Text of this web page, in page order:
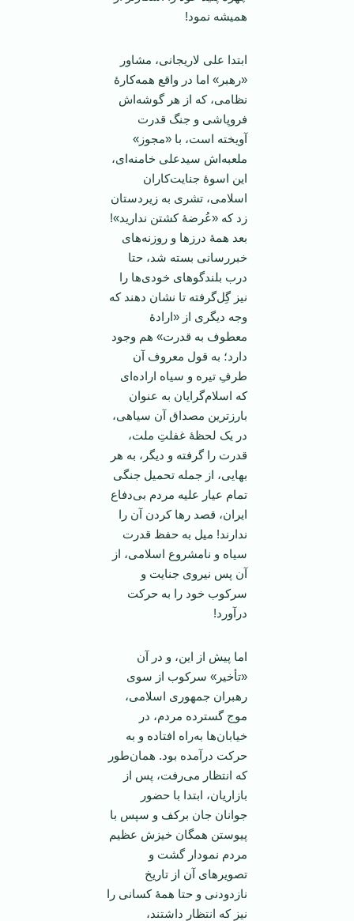
همیشه نمود!
ابتدا علی لاریجانی، مشاور
«رهبر» اما در واقع همه‌کارۀ
نظامی، که از هر گوشه‌اش
فروپاشی و جنگ قدرت
آویخته است، با «مجوز»
ملعبه‌اش سیدعلی خامنه‌ای،
این اسوۀ جنایت‌کاران
اسلامی، تشری به زیردستان
زد که «عُرضۀ کشتن ندارید»!
بعد همۀ درزها و روزنه‌های
خبررسانی بسته شد، حتا
درب بلندگوهای خودی‌ها را
نیز گِل‌گرفته تا نشان دهند که
وجه دیگری از «ارادۀ
معطوف به قدرت» هم وجود
دارد؛ به قول معروف آن
طرفِ تیره و سیاه اراده‌ای
که اسلام‌گرایان به عنوان
بارزترین مصداق آن سیاهی،
در یک لحظۀ غفلتِ ملت،
قدرت را گرفته و دیگر، به هر
بهایی، از جمله تحمیل جنگی
تمام عیار علیه مردم بی‌دفاع
ایران، قصد رها کردن آن را
ندارند! میل به حفظ قدرت
سیاه و نامشروع اسلامی، از
آن پس نیروی جنایت و
سرکوب خود را به حرکت
درآورد!
اما پیش از این، و در آن
«تأخیر» سرکوب از سوی
رهبران جمهوری اسلامی،
موج گسترده مردم، در
خیابان‌ها به‌راه افتاده و به
حرکت درآمده بود. همان‌طور
که انتظار می‌رفت، پس از
بازاریان، ابتدا با حضور
جوانان جان برکف و سپس با
پیوستن همگان خیزش عظیم
مردم نمودار گشت و
تصویرهای آن از تاریخ
نازدودنی و حتا همۀ کسانی را
نیز که انتظار داشتند،